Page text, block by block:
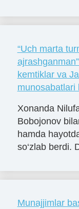
“Uch marta
kemtiklar va
munosabatlari
Xonanda
Bobojonov
hamda
so‘zlab berdi.
Munajjimlar